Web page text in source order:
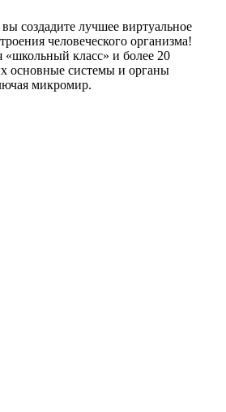
создадите лучшее виртуальное
человеческого организма!
«школьный класс» и более 20
основные системы и органы
микромир.